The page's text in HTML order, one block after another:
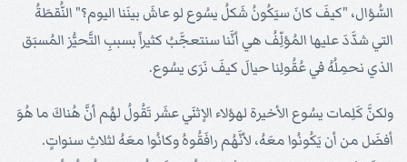
السُّؤال، "كيفَ كانَ سيَكُونُ شَكلُ يسُوع لو عاشَ بينَنا اليوم؟" النُّقطَةُ
التي شدَّدَ عليها المُؤلِّفُ هي أنَّنا سنتعجَّبُ كثيراً بسببِ التَّحيُّز المُسبَق
الذي نحمِلُهُ في عُقُولِنا حيالَ كيفَ نَرَى يسُوع.
ولكنَّ كَلِمات يسُوع الأخيرة لهؤلاء الإثنَي عشَر تَقُولُ لهُم أنَّ هُناكَ ما هُوَ
أفضَل من أن يَكُونُوا معَهُ، لأنَّهُم رافَقُوهُ وكانُوا معَهُ لثلاثِ سنواتٍ.